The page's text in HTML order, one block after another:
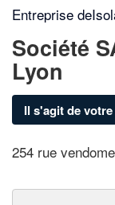
Entreprise
Société
Lyon
Il s'agit de
254 rue